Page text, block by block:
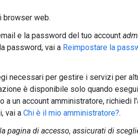
browser web.
e la password del tuo account
password, vai a Reimpostare la
necessari per gestire i servizi per
è disponibile solo quando
a un account amministratore, richiedi
vai a Chi è il mio amministratore?.
pagina di accesso, assicurati di